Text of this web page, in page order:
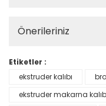
Önerileriniz
Etiketler :
ekstruder kalıbı
ekstruder makarna